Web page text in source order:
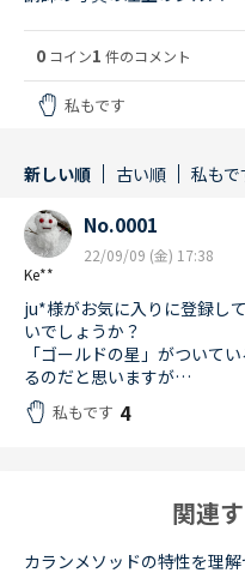
0 コイン1 件のコメント
私もです
新しい順 古い順 私も
Ke**
No.0001
22/09/09 (金) 17:38
ju*様がお気に入りに登録し
いでしょうか？
「ゴールドの星」がついて
るのだと思いますが…
私もです 4
関連